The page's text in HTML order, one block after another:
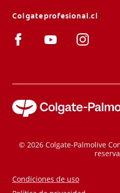
Colgateprofesional.cl
© 2026 Colgate-Palmolive
Condiciones de uso